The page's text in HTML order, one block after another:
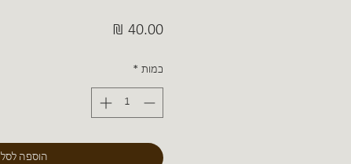
כמות *
הוספה לסל